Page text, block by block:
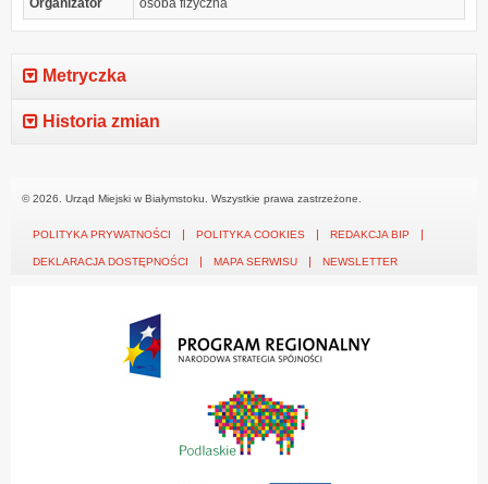
Metryczka
Historia zmian
© 2026. Urząd Miejski w Białymstoku. Wszystkie prawa zastrzeżone.
POLITYKA PRYWATNOŚCI POLITYKA COOKIES REDAKCJA BIP
DEKLARACJA DOSTĘPNOŚCI MAPA SERWISU NEWSLETTER